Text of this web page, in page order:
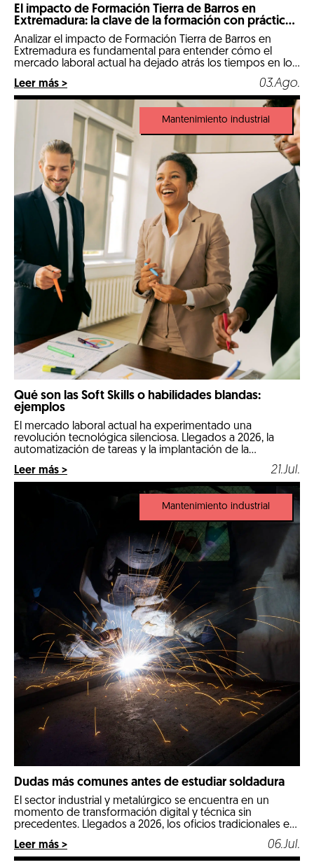
El impacto de Formación Tierra de Barros en
Extremadura: la clave de la formación con prácticas
reales
Analizar el impacto de Formación Tierra de Barros en
Extremadura es fundamental para entender cómo el
mercado laboral actual ha dejado atrás los tiempos en los
que un expediente puramente teórico abría las puertas
de las mejores empresas. Llegados a 2026, nos
encontramos en un escenario hipercompetitivo, marcado
por la digitalización de la industria y […]
Leer más > 03.Ago.
Mantenimiento industrial
Qué son las Soft Skills o habilidades blandas:
ejemplos
El mercado laboral actual ha experimentado una
revolución tecnológica silenciosa. Llegados a 2026, la
automatización de tareas y la implantación de la
inteligencia artificial en los procesos diarios han cambiado
por completo las reglas de la contratación. Las
comeptencias técnicas e informáticas ya no son el único
factor determinante para conseguir un empleo estable.
Leer más > 21.Jul.
Mantenimiento industrial
Dudas más comunes antes de estudiar soldadura
El sector industrial y metalúrgico se encuentra en un
momento de transformación digital y técnica sin
precedentes. Llegados a 2026, los oficios tradicionales e
opciones más estables, seguras y mejor remuneradas del
mercado laboral. Entre todos ellos, la soldadura destaca
Leer más > 06.Jul.